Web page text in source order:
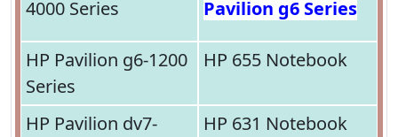
4000 Series Pavilion g6 Series
HP Pavilion g6-1200
Series
HP 655 Notebook
HP Pavilion dv7-
HP 631 Notebook